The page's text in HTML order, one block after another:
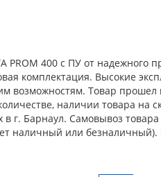
PROM 400 с ПУ от
комплектация. Высокие
возможностям. Товар прошел
наличии товара на
г. Барнаул. Самовывоз
наличный или безналичный).